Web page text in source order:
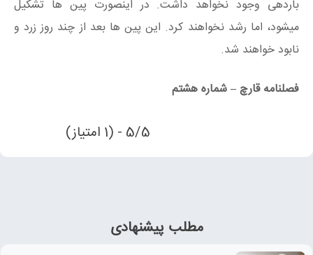
باردهی وجود نخواهد داشت. در اینصورت پین ها تشکیل
میشود، اما رشد نخواهند کرد. این پین ها بعد از چند روز زرد و
نابود خواهند شد.
فصلنامه قارچ – شماره هشتم
5/5 - (1 امتیاز)
مطلب پیشنهادی